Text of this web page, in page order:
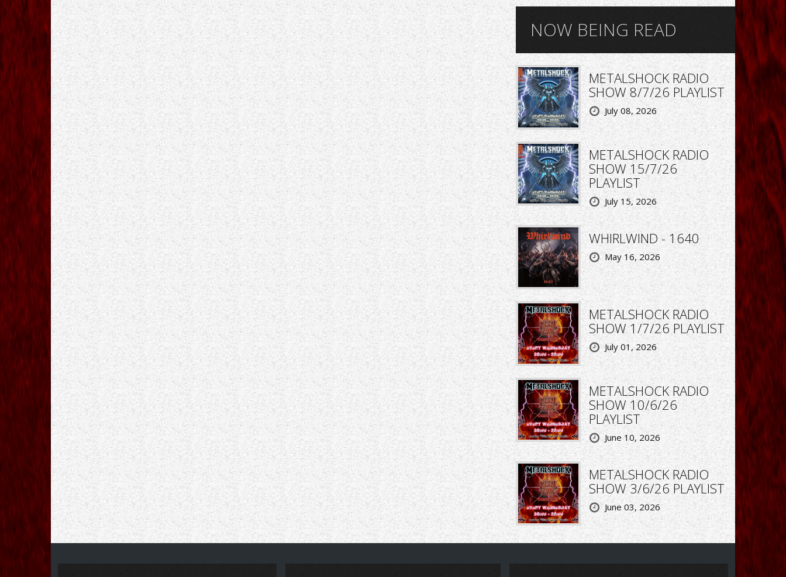
NOW BEING READ
METALSHOCK RADIO
SHOW 8/7/26 PLAYLIST
July 08, 2026
METALSHOCK RADIO
SHOW 15/7/26
PLAYLIST
July 15, 2026
WHIRLWIND - 1640
May 16, 2026
METALSHOCK RADIO
SHOW 1/7/26 PLAYLIST
July 01, 2026
METALSHOCK RADIO
SHOW 10/6/26
PLAYLIST
June 10, 2026
METALSHOCK RADIO
SHOW 3/6/26 PLAYLIST
June 03, 2026